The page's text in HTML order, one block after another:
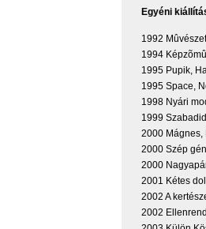
Egyéni
1992
1994
1995 Pupik,
1995 Space,
1998 Nyári
1999
2000 Mágnes,
2000 Szép
2000
2001 Kétes
2002 A
2002